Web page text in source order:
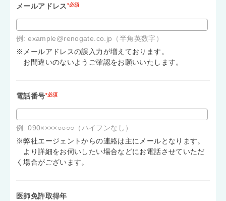
メールアドレス*必須
例: example@renogate.co.jp（半角英数字）
※メールアドレスの誤入力が増えております。
お間違いのないようご確認をお願いいたします。
電話番号*必須
例: 090××××○○○○（ハイフンなし）
※弊社エージェントからの連絡は主にメールとなります。
より詳細をお伺いしたい場合などにお電話させていただ
く場合がございます。
医師免許取得年